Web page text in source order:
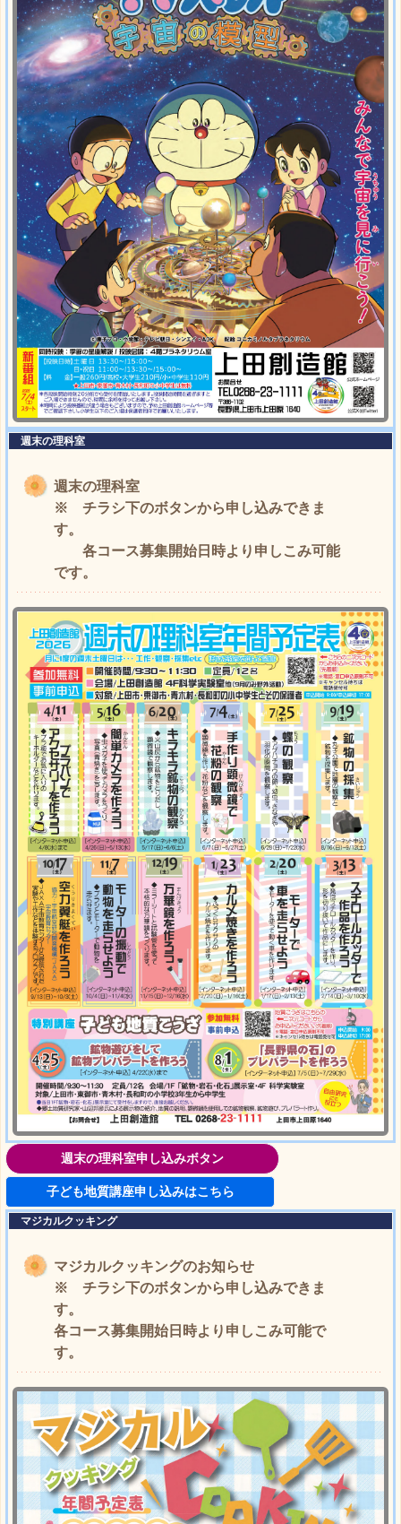
週末の理科室
週末の理科室
※ チラシ下のボタンから申し込みできま
す。
各コース募集開始日時より申しこみ可能
です。
週末の理科室申し込みボタン
子ども地質講座申し込みはこちら
マジカルクッキング
マジカルクッキングのお知らせ
※ チラシ下のボタンから申し込みできま
す。
各コース募集開始日時より申しこみ可能で
す。